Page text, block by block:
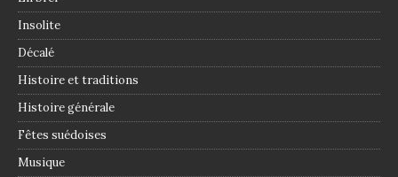
Insolite
Décalé
Histoire et traditions
Histoire générale
Fêtes suédoises
Musique